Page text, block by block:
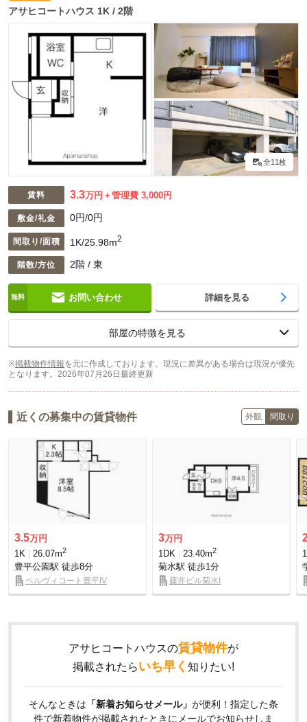
アサヒコートハウス 1K / 2階
全11枚
賃料 3.3万円 管理費 3,000円
敷金/礼金 0円/0円
間取り/面積 1K/25.98m2
階数/方位 2階 / 東
お問い合わせ 詳細を見る
部屋の特徴を見る
※掲載物件情報を元に作成しております。現況に差異がある場合は現況が優先
となります。 2026年07月26日最終更新
近くの募集中の賃貸物件 外観 間取り
3.5万円
1K
26.07m2
豊平公園駅 徒歩8分
ベルヴィコート豊平IV
3万円
1DK
23.40m2
菊水駅 徒歩1分
藤井ビル菊水I
アサヒコートハウスの賃貸物件が
掲載されたらいち早く 知りたい!
そんなときは 「新着お知らせメール」 が便利！指定した条
件で新着物件が掲載されたときにメールでお知らせしま